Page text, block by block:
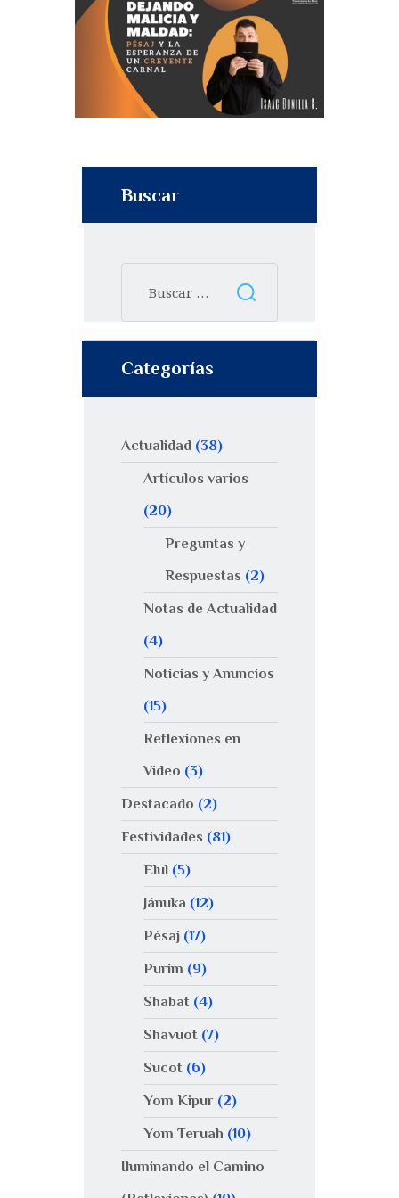
Buscar
Categorías
Actualidad (38)
Artículos varios
(20)
Preguntas y
Respuestas (2)
Notas de Actualidad
(4)
Noticias y Anuncios
(15)
Reflexiones en
Video (3)
Destacado (2)
Festividades (81)
Elul(5)
Jánuka (12)
Pésaj(17)
Purim (9)
Shabat(4)
Shavuot(7)
Sucot(6)
Yom Kipur(2)
Yom Teruah (10)
Iluminando el Camino